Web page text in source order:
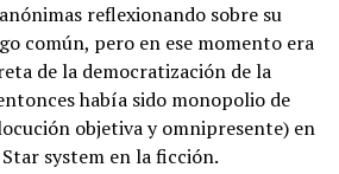
sreflexionando sobre su
común, pero en ese momento era
de la democratización de la
había sido monopoliode
objetiva yomnipresente) en
Star systemen laficción.